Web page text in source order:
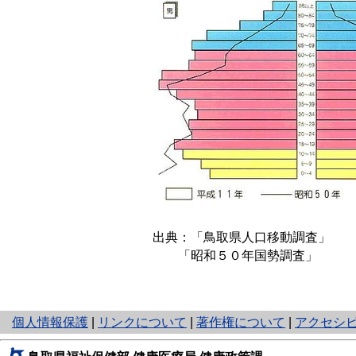
出典：「鳥取県人口移動調査」
「昭和５０年国勢調査」
個人情報保護
と
り
ネ
リンクについて 著作権について アクセシ